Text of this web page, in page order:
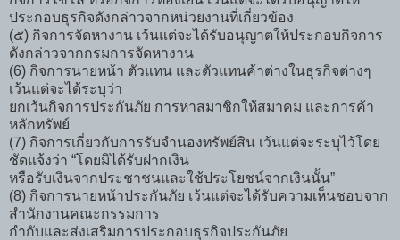
ประกอบธุรกิจดังกล่าวจากหน่วยงานที่เกี่ยวข้อง
(๕) กิจการจัดหางาน เว้นแต่จะได้รับอนุญาตให้ประกอบกิจการ
ดังกล่าวจากกรมการจัดหางาน
(6) กิจการนายหน้า ตัวแทน และตัวแทนค้าต่างในธุรกิจต่างๆ
เว้นแต่จะได้ระบุว่า
ยกเว้นกิจการประกันภัย การหาสมาชิกให้สมาคม และการค้า
หลักทรัพย์
(7) กิจการเกี่ยวกับการรับจำนองทรัพย์สิน เว้นแต่จะระบุไว้โดย
ชัดแจ้งว่า “โดยมิได้รับฝากเงิน
หรือรับเงินจากประชาชนและใช้ประโยชน์จากเงินนั้น”
(8) กิจการนายหน้าประกันภัย เว้นแต่จะได้รับความเห็นชอบจาก
สำนักงานคณะกรรมการ
กำกับและส่งเสริมการประกอบธุรกิจประกันภัย